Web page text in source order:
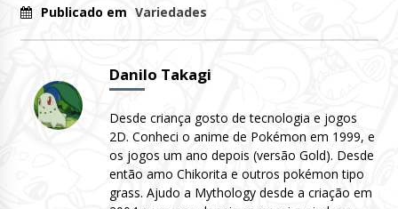
Publicado em Variedades
Danilo Takagi
Desde criança gosto de tecnologia e jogos
2D. Conheci o anime de Pokémon em 1999, e
os jogos um ano depois (versão Gold). Desde
então amo Chikorita e outros pokémon tipo
grass. Ajudo a Mythology desde a criação em